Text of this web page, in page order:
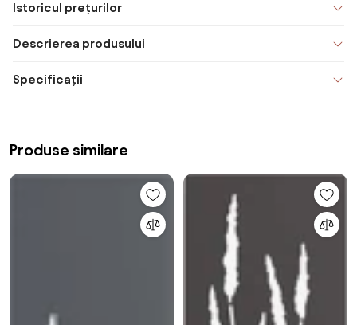
Istoricul prețurilor
Descrierea produsului
Specificații
Produse similare